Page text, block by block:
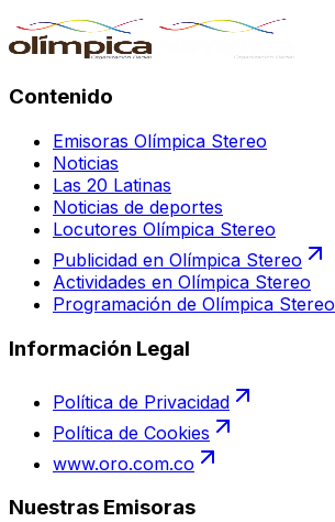
Contenido
Emisoras Olímpica Stereo
Noticias
Las 20 Latinas
Noticias de deportes
Locutores Olímpica Stereo
Publicidad en Olímpica Stereo
Actividades en Olímpica Stereo
Programación de Olímpica Stereo
Información Legal
Política de Privacidad
Política de Cookies
www.oro.com.co
Nuestras Emisoras